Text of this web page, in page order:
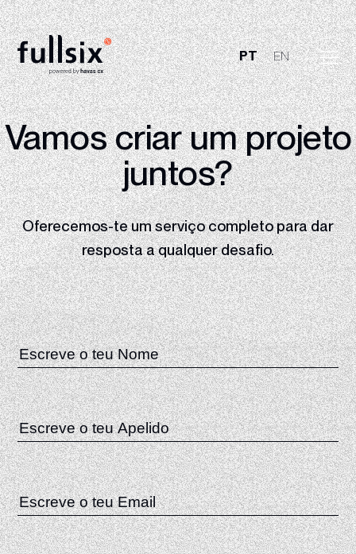
PT EN
Quem Somos
Clientes
Serviços
Vagas
Notícias
Contactos
Vamos criar umprojeto
juntos?
Oferecemos-te um serviço completo para dar
respostaa qualquer desafio.